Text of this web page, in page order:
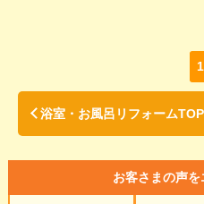
1
浴室・お風呂リフォーム
お客さまの声